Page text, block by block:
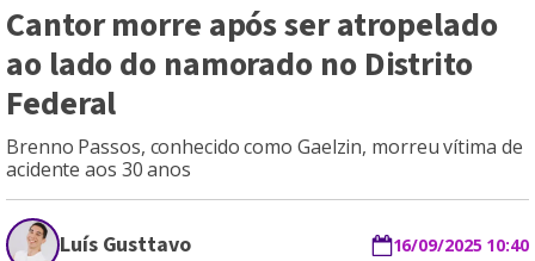
Cantor morre após ser atropelado
ao lado do namorado no Distrito
Federal
Brenno Passos, conhecido como Gaelzin, morreu vítima de
acidente aos 30 anos
Luís Gusttavo 16/09/2025 10:40